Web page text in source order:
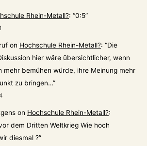
Rhein-Metall?: “0:5”
on Hochschule Rhein-Metall?: “Die
hier wäre übersichtlicher, wenn
mehr bemühen würde, ihre Meinung mehr
zu bringen…”
on Hochschule Rhein-Metall?:
dem Dritten Weltkrieg Wie hoch
diesmal ?”